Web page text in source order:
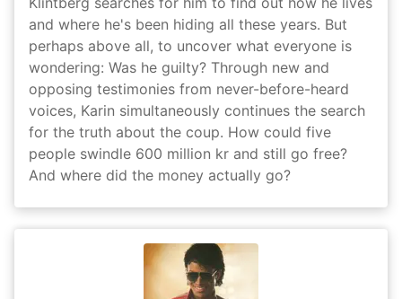
and where he's been hiding all these years. But
perhaps above all, to uncover what everyone is
wondering: Was he guilty? Through new and
opposing testimonies from never-before-heard
voices, Karin simultaneously continues the search
for the truth about the coup. How could five
people swindle 600 million kr and still go free?
And where did the money actually go?